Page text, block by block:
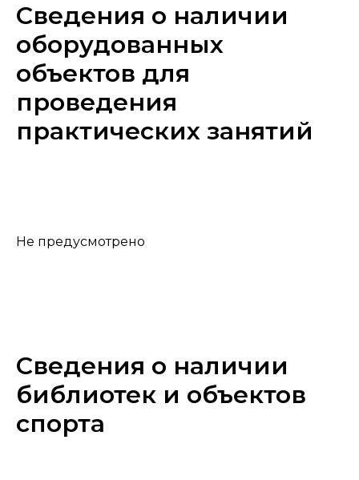
Сведения о наличии
оборудованных
объектов для
проведения
практических занятий
Не предусмотрено
Сведения о наличии
библиотек и объектов
спорта